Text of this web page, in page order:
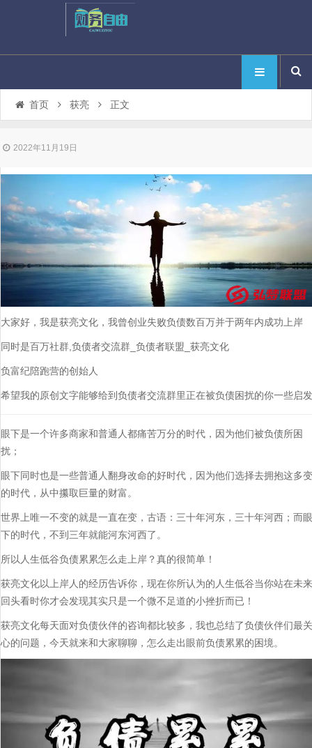
首页 获亮 正文
2022年11月19日
大家好，我是获亮文化，我曾创业失败负债数百万并于两年内成功上岸
同时是百万社群,负债者交流群_负债者联盟_获亮文化
负富纪陪跑营的创始人
希望我的原创文字能够给到负债者交流群里正在被负债困扰的你一些启发
眼下是一个许多商家和普通人都痛苦万分的时代，因为他们被负债所困
扰；
眼下同时也是一些普通人翻身改命的好时代，因为他们选择去拥抱这多变
的时代，从中攥取巨量的财富。
世界上唯一不变的就是一直在变，古语：三十年河东，三十年河西；而眼
下的时代，不到三年就能河东河西了。
所以人生低谷负债累累怎么走上岸？真的很简单！
获亮文化以上岸人的经历告诉你，现在你所认为的人生低谷当你站在未来
回头看时你才会发现其实只是一个微不足道的小挫折而已！
获亮文化每天面对负债伙伴的咨询都比较多，我也总结了负债伙伴们最关
心的问题，今天就来和大家聊聊，怎么走出眼前负债累累的困境。